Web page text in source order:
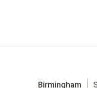
Birmingham